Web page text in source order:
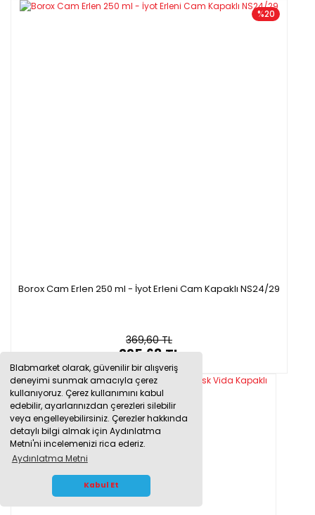
Blabmarket olarak, güvenilir bir alışveriş
deneyimi sunmak amacıyla çerez
kullanıyoruz. Çerez kullanımını kabul
edebilir, ayarlarınızdan çerezleri silebilir
veya engelleyebilirsiniz. Çerezler hakkında
detaylı bilgi almak için Aydınlatma
Metni'ni incelemenizi rica ederiz.
Aydınlatma Metni
Kabul Et
%20
Borox Cam Erlen 250 ml - İyot Erleni Cam Kapaklı NS24/29
369,60 TL
295,68 TL
WHATSAPP İLETİŞİM